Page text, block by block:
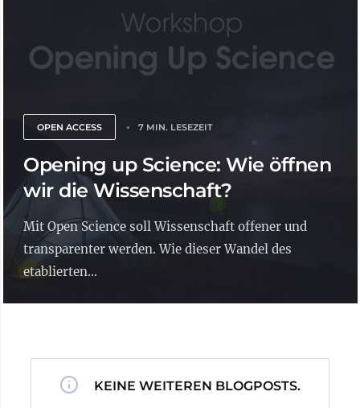
OPEN ACCESS 7 MIN. LESEZEIT
Opening up Science: Wie öffnen
wir die Wissenschaft?
Mit Open Science soll Wissenschaft offener und
transparenter werden. Wie dieser Wandel des
etablierten...
KEINE WEITEREN BLOGPOSTS.